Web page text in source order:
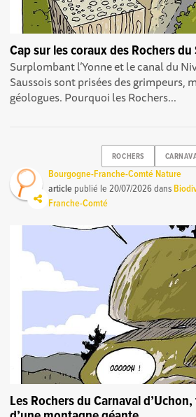
Cap sur les coraux des Rochers du
Surplombant l’Yonne et le canal du
Saussois sont prisées des grimpeurs,
géologues. Pourquoi les Rochers...
ROCHERS
Bourgogne-Franche-Comté Nature
article publié le20/07/2026dans
Franche-Comté
Les Rochers du Carnaval